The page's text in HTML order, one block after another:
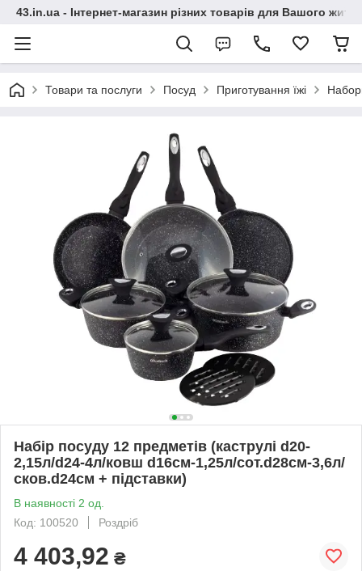
43.in.ua - Інтернет-магазин різних товарів для Вашого
Товари та послуги Посуд Приготування їжі
Набір посуду 12 предметів (каструлі d20-
2,15л/d24-4л/ковш d16см-1,25л/сот.d28см-3,6л/
сков.d24см + підставки)
В наявності 2 од.
Код: 100520
Роздріб
4 403,92 ₴